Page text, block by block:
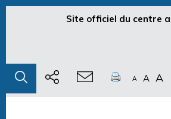
Site officiel du centre
A A A